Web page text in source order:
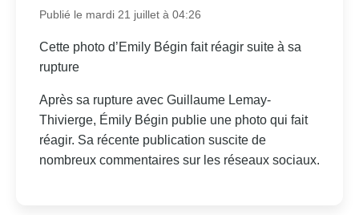
Publié le mardi 21 juillet à 04:26
Cette photo d’Emily Bégin fait réagir suite à sa
rupture
Après sa rupture avec Guillaume Lemay-
Thivierge, Émily Bégin publie une photo qui fait
réagir. Sa récente publication suscite de
nombreux commentaires sur les réseaux sociaux.